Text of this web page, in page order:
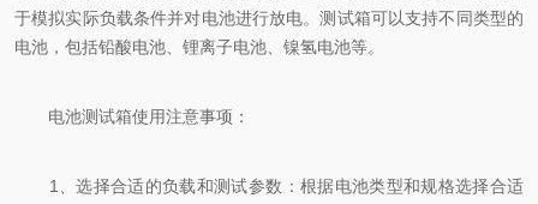
于模拟实际负载条件并对电池进行放电。测试箱可以支持不同类型的
电池，包括铅酸电池、锂离子电池、镍氢电池等。
电池测试箱使用注意事项：
1、选择合适的负载和测试参数：根据电池类型和规格选择合适